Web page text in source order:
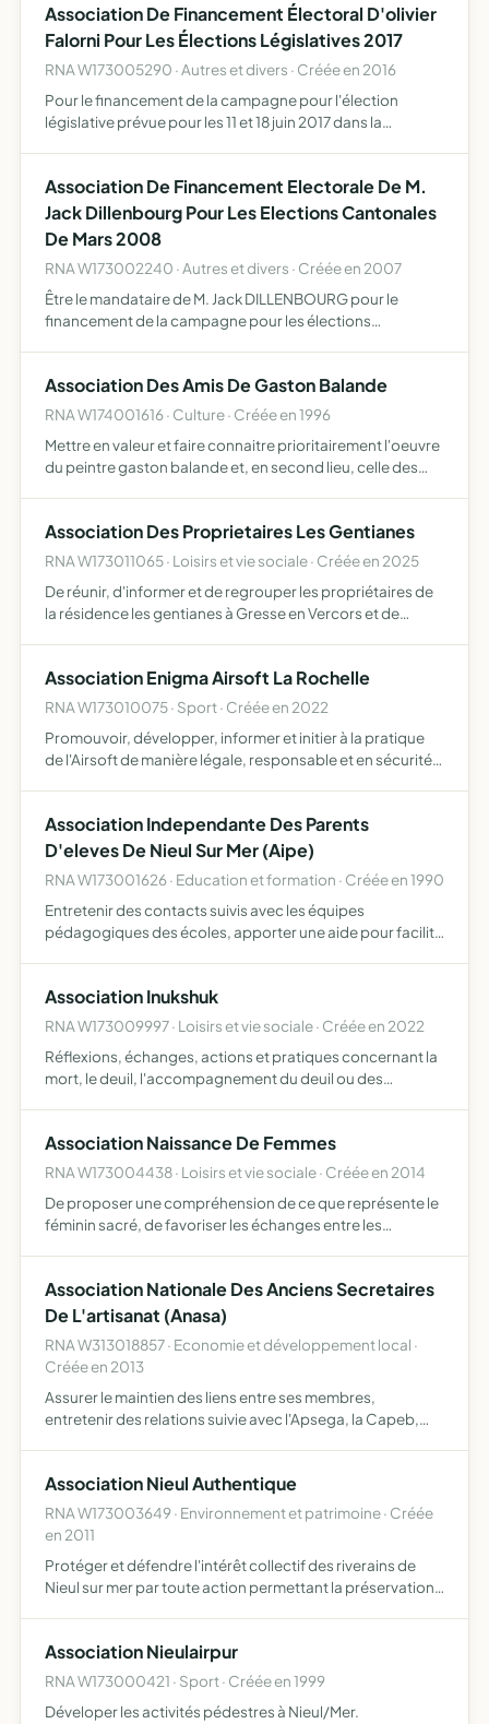
Association De Financement Électoral D'olivier
Falorni Pour Les Élections Législatives 2017
RNA W173005290 · Autres et divers · Créée en 2016
Pour le financement de la campagne pour l'élection
législative prévue pour les 11 et 18 juin 2017 dans la
Association De Financement Electorale De M.
Jack Dillenbourg Pour Les Elections Cantonales
De Mars 2008
RNA W173002240 · Autres et divers · Créée en 2007
Être le mandataire de M. Jack DILLENBOURG pour le
financement de la campagne pour les élections
Association Des Amis De Gaston Balande
RNA W174001616 · Culture · Créée en 1996
Mettre en valeur et faire connaitre prioritairement l'oeuvre
du peintre gaston balande et, en second lieu, celle des
Association Des Proprietaires Les Gentianes
RNA W173011065 · Loisirs et vie sociale · Créée en 2025
De réunir, d'informer et de regrouper les propriétaires de
la résidence les gentianes à Gresse en Vercors et de
Association Enigma Airsoft La Rochelle
RNA W173010075 · Sport · Créée en 2022
Promouvoir, développer, informer et initier à la pratique
de l'Airsoft de manière légale, responsable et en sécurité
Association Independante Des Parents
D'eleves De Nieul Sur Mer (Aipe)
RNA W173001626 · Education et formation · Créée en 1990
Entretenir des contacts suivis avec les équipes
pédagogiques des écoles, apporter une aide pour facilité
Association Inukshuk
RNA W173009997 · Loisirs et vie sociale · Créée en 2022
Réflexions, échanges, actions et pratiques concernant la
mort, le deuil, l'accompagnement du deuil ou des
commissio…
Association Naissance De Femmes
RNA W173004438 · Loisirs et vie sociale · Créée en 2014
De proposer une compréhension de ce que représente le
féminin sacré, de favoriser les échanges entre les
personnalis…
Association Nationale Des Anciens Secretaires
De L'artisanat (Anasa)
RNA W313018857 · Economie et développement local ·
Créée en 2013
Assurer le maintien des liens entre ses membres,
entretenir des relations suivie avec l'Apsega, la Capeb,
ses …
Association Nieul Authentique
RNA W173003649 · Environnement et patrimoine · Créée
en 2011
Protéger et défendre l'intérêt collectif des riverains de
Nieul sur mer par toute action permettant la préservation
Association Nieulairpur
RNA W173000421 · Sport · Créée en 1999
Déveloper les activités pédestres à Nieul/Mer.